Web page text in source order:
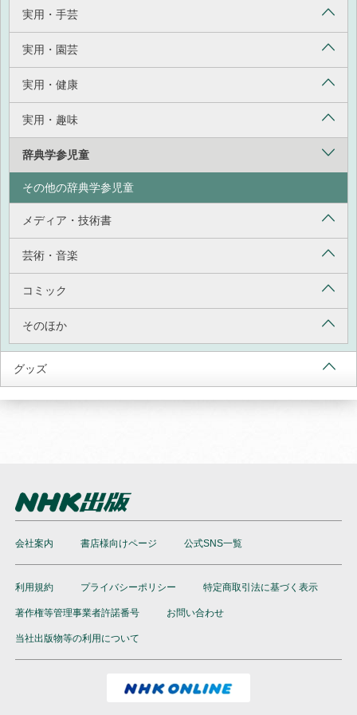
実用・手芸
実用・園芸
実用・健康
実用・趣味
辞典学参児童
その他の辞典学参児童
メディア・技術書
芸術・音楽
コミック
そのほか
グッズ
会社案内 書店様向けページ 公式SNS一覧
利用規約 プライバシーポリシー 特定商取引法に基づく表示
著作権等管理事業者許諾番号 お問い合わせ
当社出版物等の利用について